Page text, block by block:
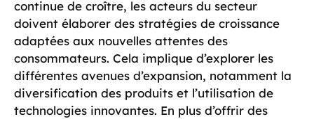
continue de croître, les acteurs du secteur
doivent élaborer des stratégies de croissance
adaptées aux nouvelles attentes des
consommateurs. Cela implique d’explorer les
différentes avenues d’expansion, notamment la
diversification des produits et l’utilisation de
technologies innovantes. En plus d’offrir des